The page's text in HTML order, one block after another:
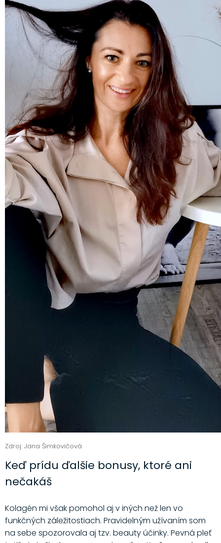
Zdroj: Jana Šimkovičová
Keď prídu ďalšie bonusy, ktoré ani
nečakáš
Kolagén mi však pomohol aj v iných než len vo
funkčných záležitostiach. Pravidelným užívaním som
na sebe spozorovala aj tzv. beauty účinky. Pevná pleť